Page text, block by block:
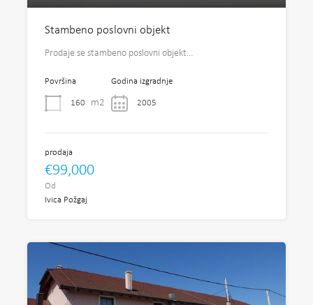
Stambeno poslovni objekt
Prodaje se stambeno poslovni objekt…
Površina
160 m2
Godina izgradnje
2005
prodaja
€99,000
Od
Ivica Požgaj